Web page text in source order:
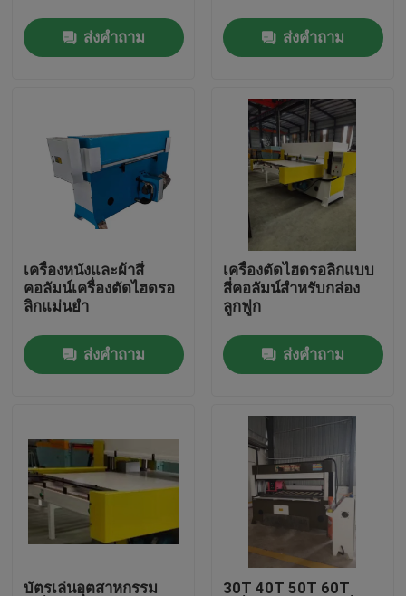
เกี่ยวกับเรา
ควบคุมคุณภาพ
ติดต่อเรา
เครื่องตัดไฮดรอลิก
กดเครื่องตัดไฮดรอลิก
เครื่องตัดแขนสว่านแบบไฮดรอลิค
ส่งคำถาม ส่งคำถาม
เครื่องหนังและผ้าสี่
คอลัมน์เครื่องตัดไฮดรอ
ลิกแม่นยำ
ส่งคำถาม
เครื่องตัดไฮดรอลิกแบบ
สี่คอลัมน์สำหรับกล่อง
ลูกฟูก
ส่งคำถาม
บัตรเล่นอุตสาหกรรม 30T 40T 50T 60T